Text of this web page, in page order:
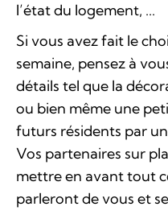
l’état du logement, ...
Si vous avez fait le
semaine, pensez à
détails tel que la
ou bien même une
futurs résidents par
Vos partenaires sur
mettre en avant tout
parleront de vous et